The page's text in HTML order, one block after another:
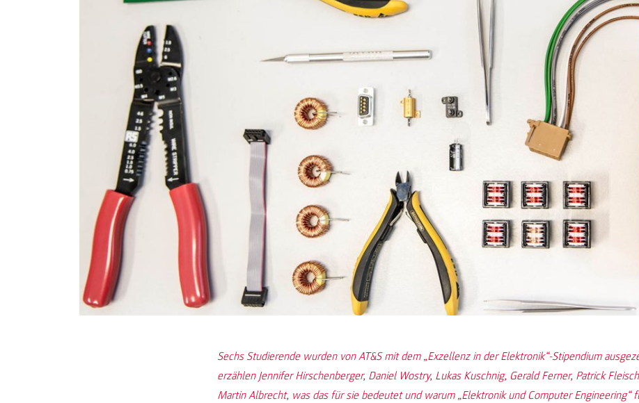
Sechs Studierende wurden von AT&S mit dem „Exzellenz in der Elektronik“-Stipendium
erzählen Jennifer Hirschenberger, Daniel Wostry, Lukas Kuschnig, Gerald Ferner, Patrick
Martin Albrecht, was das für sie bedeutet und warum „Elektronik und Computer Engineering“